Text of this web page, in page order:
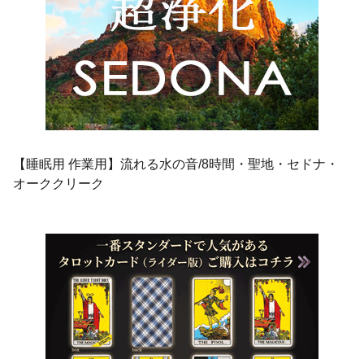
【睡眠用 作業用】流れる水の音/8時間・聖地・セドナ・
オーククリーク